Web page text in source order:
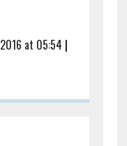
at 05:54 |